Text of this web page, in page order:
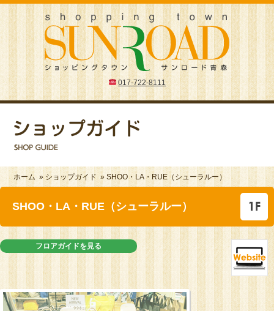
017-722-8111
ホーム »ショップガイド » SHOO・LA・RUE（シューラルー）
SHOO・LA・RUE（シューラルー）
フロアガイドを見る